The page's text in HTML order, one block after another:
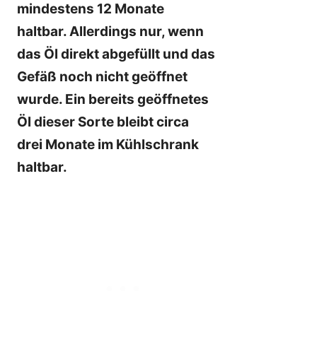
mindestens 12 Monate
haltbar. Allerdings nur, wenn
das Öl direkt abgefüllt und das
Gefäß noch nicht geöffnet
wurde. Ein bereits geöffnetes
Öl dieser Sorte bleibt circa
drei Monate im Kühlschrank
haltbar.